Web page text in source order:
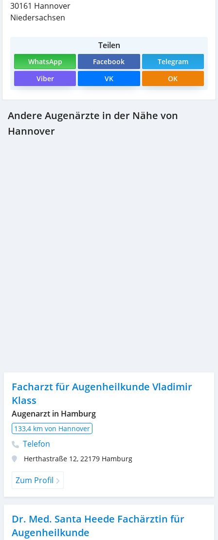
30161 Hannover
Niedersachsen
Teilen
WhatsApp Facebook
Telegram
Viber
VK OK
Andere Augenärzte in der Nähe von
Hannover
Facharzt für Augenheilkunde Vladimir
Klass
Augenarzt in Hamburg
133,4 km von Hannover
Telefon
Herthastraße 12, 22179 Hamburg
Zum Profil
Dr. Med. Santa Heede Fachärztin für
Augenheilkunde